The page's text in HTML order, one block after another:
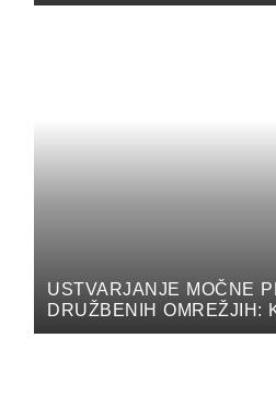
USTVARJANJE MOČNE
DRUŽBENIH OMREŽJIH:
MOČ DIGITALNEGA